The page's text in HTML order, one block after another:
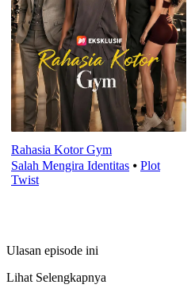
Rahasia Kotor Gym
Salah Mengira Identitas ⦁ Plot
Twist
Ulasan episode ini
Lihat Selengkapnya